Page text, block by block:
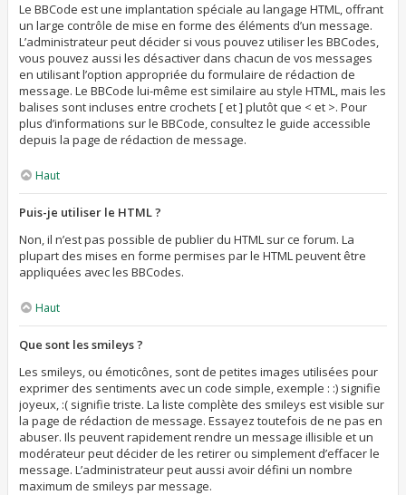
Le BBCode est une implantation spéciale au langage HTML, offrant
un large contrôle de mise en forme des éléments d’un message.
L’administrateur peut décider si vous pouvez utiliser les BBCodes,
vous pouvez aussi les désactiver dans chacun de vos messages
en utilisant l’option appropriée du formulaire de rédaction de
message. Le BBCode lui-même est similaire au style HTML, mais les
balises sont incluses entre crochets [ et ] plutôt que < et >. Pour
plus d’informations sur le BBCode, consultez le guide accessible
depuis la page de rédaction de message.
Haut
Puis-je utiliser le HTML ?
Non, il n’est pas possible de publier du HTML sur ce forum. La
plupart des mises en forme permises par le HTML peuvent être
appliquées avec les BBCodes.
Haut
Que sont les smileys ?
Les smileys, ou émoticônes, sont de petites images utilisées pour
exprimer des sentiments avec un code simple, exemple : :) signifie
joyeux, :( signifie triste. La liste complète des smileys est visible sur
la page de rédaction de message. Essayez toutefois de ne pas en
abuser. Ils peuvent rapidement rendre un message illisible et un
modérateur peut décider de les retirer ou simplement d’effacer le
message. L’administrateur peut aussi avoir défini un nombre
maximum de smileys par message.